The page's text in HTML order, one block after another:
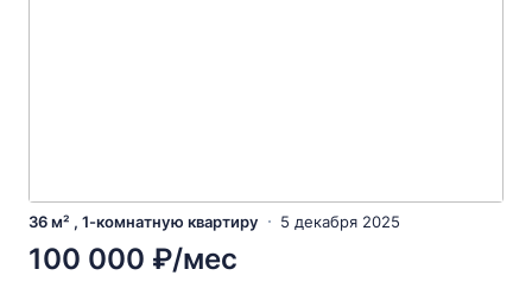
36 м² , 1-комнатную квартиру 5 декабря 2025
100 000 ₽/мес